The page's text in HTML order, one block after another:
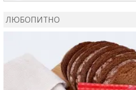
ЛЮБОПИТНО